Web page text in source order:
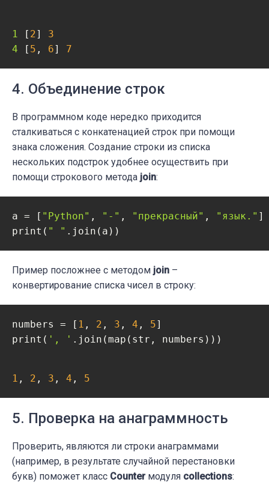
1 [ 2] 3
4
[ 5 , 6] 7
4. Объединение строк
В программном коде нередко приходится
сталкиваться с конкатенацией строк при помощи
знака сложения. Создание строки из списка
нескольких подстрок удобнее осуществить при
помощи строкового метода join:
a = [ "Python" , "-" , "прекрасный" , "язык." ]
print( " " .join(a))
Пример посложнее с методом join –
конвертирование списка чисел в строку:
numbers = [ 1 , 2 , 3 , 4 , 5]
print( ', ' .join(map(str, numbers)))
1 , 2 , 3 , 4 , 5
5. Проверка на анаграммность
Проверить, являются ли строки анаграммами
(например, в результате случайной перестановки
букв) поможет класс Counterмодуля collections: